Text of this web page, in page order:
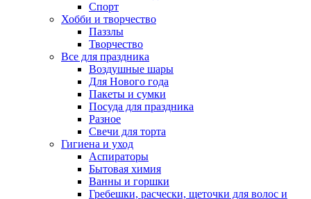
Спорт
Хобби и творчество
Паззлы
Творчество
Все для праздника
Воздушные шары
Для Нового года
Пакеты и сумки
Посуда для праздника
Разное
Свечи для торта
Гигиена и уход
Аспираторы
Бытовая химия
Ванны и горшки
Гребешки, расчески, щеточки для волос и